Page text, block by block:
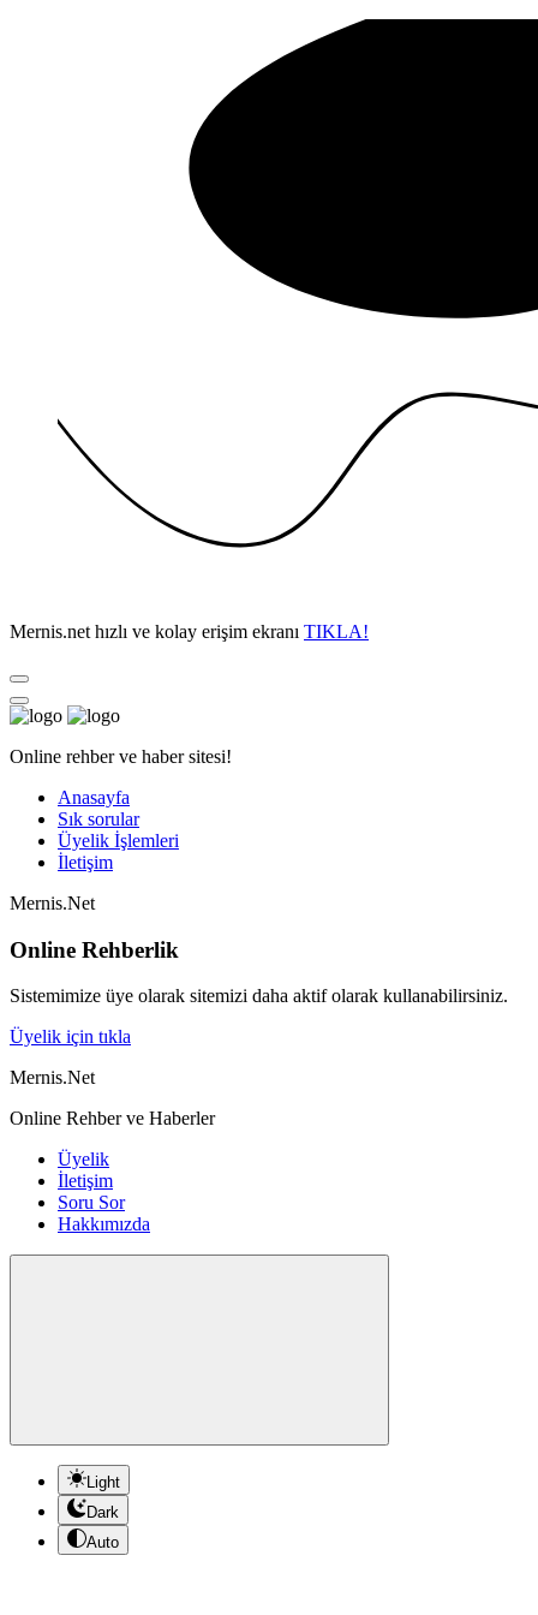
Mernis.net hızlı ve kolay erişim ekranı TIKLA!
Online rehber ve haber sitesi!
Anasayfa
Sık sorular
Üyelik İşlemleri
İletişim
Mernis.Net
Online Rehberlik
Sistemimize üye olarak sitemizi daha aktif olarak kullanabilirsiniz.
Üyelik için tıkla
Mernis.Net
Online Rehber ve Haberler
Üyelik
İletişim
Soru Sor
Hakkımızda
Light
Dark
Auto